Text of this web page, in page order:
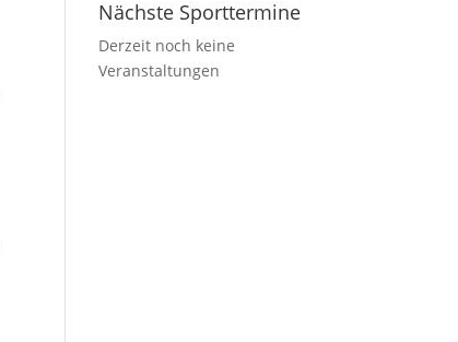
Nächste Sporttermine
Derzeit noch keine
Veranstaltungen